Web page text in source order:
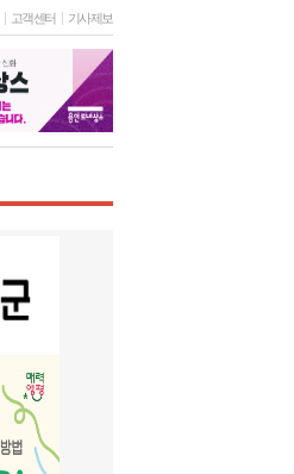
고객센터 기사제보